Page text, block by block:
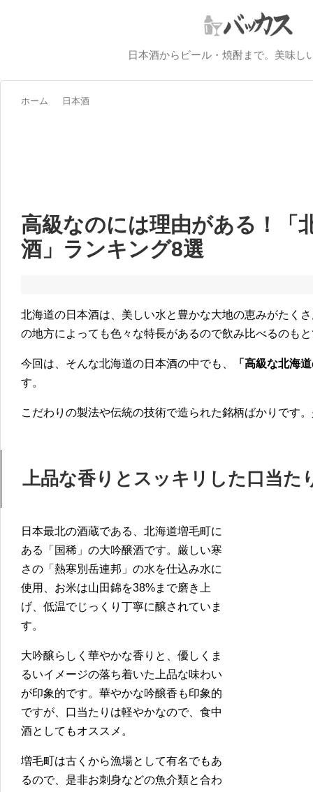
日本酒からビール・焼酎まで。美味し
ホーム 日本酒
高級なのには理由がある！「
酒」ランキング8選
北海道の日本酒は、美しい水と豊かな大地の恵みがたく
の地方によっても色々な特長があるので飲み比べるのも
今回は、そんな北海道の日本酒の中でも、
「高級な北海
す。
こだわりの製法や伝統の技術で造られた銘柄ばかりです
上品な香りとスッキリした口当た
日本最北の酒蔵である、北海道増毛町に
ある「国稀」の大吟醸酒です。厳しい寒
さの「熱寒別岳連邦」の水を仕込み水に
使用、お米は山田錦を38%まで磨き上
げ、低温でじっくり丁寧に醸されていま
す。
大吟醸らしく華やかな香りと、優しくま
るいイメージの落ち着いた上品な味わい
が印象的です。華やかな吟醸香も印象的
ですが、口当たりは軽やかなので、食中
酒としてもオススメ。
増毛町は古くから漁場として有名でもあ
るので、是非お刺身などの魚介類と合わ